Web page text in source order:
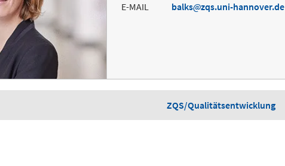
E-MAIL balks zqs.uni-hannover.de
ZQS/Qualitätsentwicklung